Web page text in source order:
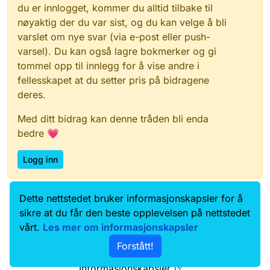
du er innlogget, kommer du alltid tilbake til
nøyaktig der du var sist, og du kan velge å bli
varslet om nye svar (via e-post eller push-
varsel). Du kan også lagre bokmerker og gi
tommel opp til innlegg for å vise andre i
fellesskapet at du setter pris på bidragene
deres.
Med ditt bidrag kan denne tråden bli enda
bedre 💗
Logg inn
Data.norge.no
Kontakt oss
Samtykke og brukervilkår
Tilgjengelighetserklæring
Personvernerklæring
Dette nettstedet bruker informasjonskapsler for å
sikre at du får den beste opplevelsen på nettstedet
vårt. Les mer om informasjonskapsler
Forstått!